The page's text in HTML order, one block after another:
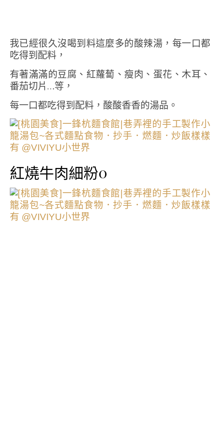
我已經很久沒喝到料這麼多的酸辣湯，每一口都
吃得到配料，
有著滿滿的豆腐、紅蘿蔔、瘦肉、蛋花、木耳、
番茄切片…等，
每一口都吃得到配料，酸酸香香的湯品。
紅燒牛肉細粉0